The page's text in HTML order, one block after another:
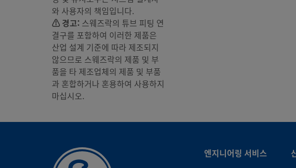
와 사용자의 책임입니다.
⚠ 경고: 스웨즈락의 튜브 피팅 연
결구를 포함하여 이러한 제품은
산업 설계 기준에 따라 제조되지
않으므로 스웨즈락의 제품 및 부
품을 타 제조업체의 제품 및 부품
과 혼합하거나 혼용하여 사용하지
마십시오.
엔지니어링 서비스